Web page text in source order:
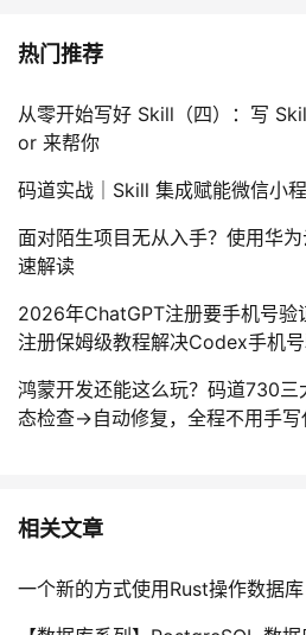
热门推荐
从零开始写好 Skill（四）：写
or 来帮你
码道实战｜Skill 集成赋能微信小
面对陌生项目无从入手？使用华
速解读
2026年ChatGPT注册要手机号验
注册保姆级教程解决Codex手机
鸿蒙开发还能这么玩？码道730
态检查→自动修复，全程不用手写
相关文章
一个新的方式使用Rust操作数据库